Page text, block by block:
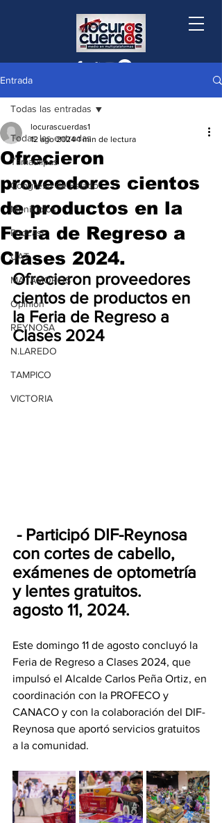
Entrada
Todas las entradas
Tamaulipas
Congreso de Estado
Municipios
Podcast
UAT
MATAMOROS
Opinión
REYNOSA
N.LAREDO
TAMPICO
VICTORIA
Todas las entradas
Ofrecieron
proveedores cientos
de productos en la
Feria de Regreso a
Clases 2024.
locurascuerdas1
12 ago 2024 1 min de lectura
Ofrecieron proveedores
cientos de productos en
la Feria de Regreso a
Clases 2024
con cortes de cabello,
exámenes de optometría
y lentes gratuitos.
agosto 11, 2024.
Este domingo 11 de agosto concluyó la
Feria de Regreso a Clases 2024, que
impulsó el Alcalde Carlos Peña Ortiz, en
coordinación con la PROFECO y
CANACO y con la colaboración del DIF-
Reynosa que aportó servicios gratuitos
a la comunidad.